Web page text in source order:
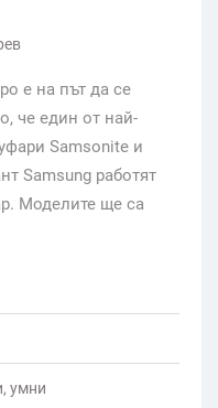
е на път да се
че един от най-
Samsonite и
Samsung работят
Моделите ще са
, умни